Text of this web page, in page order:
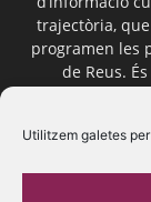
Utilitzem galetes
trajectòria,
programen les
de Reus.